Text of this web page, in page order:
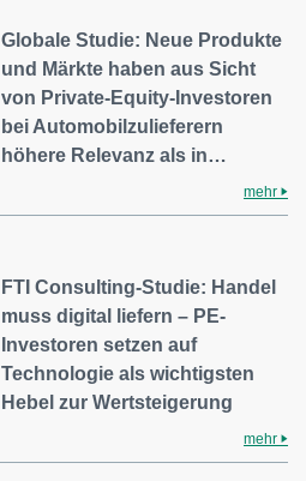
Globale Studie: Neue Produkte
und Märkte haben aus Sicht
von Private-Equity-Investoren
bei Automobilzulieferern
höhere Relevanz als in…
mehr
FTI Consulting-Studie: Handel
muss digital liefern – PE-
Investoren setzen auf
Technologie als wichtigsten
Hebel zur Wertsteigerung
mehr